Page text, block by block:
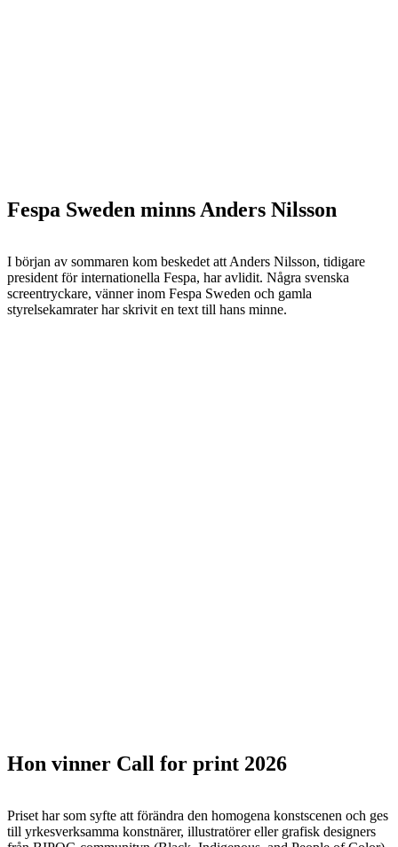
Fespa Sweden minns Anders Nilsson
I början av sommaren kom beskedet att Anders Nilsson, tidigare
president för internationella Fespa, har avlidit. Några svenska
screentryckare, vänner inom Fespa Sweden och gamla
styrelsekamrater har skrivit en text till hans minne.
Hon vinner Call for print 2026
Priset har som syfte att förändra den homogena konstscenen och ges
till yrkesverksamma konstnärer, illustratörer eller grafisk designers